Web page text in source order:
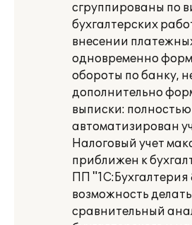
сгруппированы по
бухгалтерских
внесении
одновременно
обороты по банку,
дополнительно
выписки: полностью
автоматизирован
Налоговый учет
приближен к
ПП "1С:Бухгалтерия
возможность делать
сравнительный